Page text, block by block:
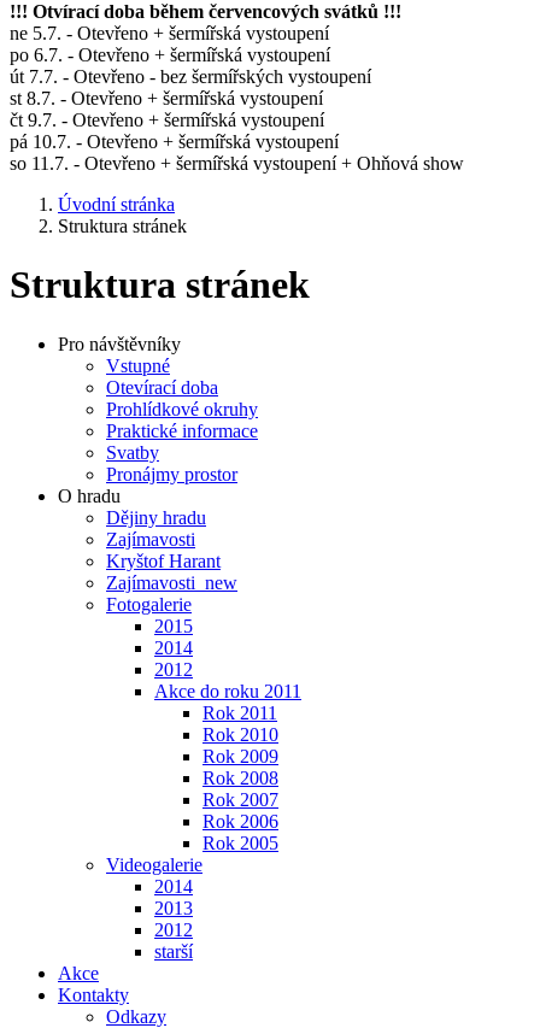
!!! Otvírací doba během červencových svátků !!!
ne 5.7. - Otevřeno + šermířská vystoupení
po 6.7. - Otevřeno + šermířská vystoupení
út 7.7. - Otevřeno - bez šermířských vystoupení
st 8.7. - Otevřeno + šermířská vystoupení
čt 9.7. - Otevřeno + šermířská vystoupení
pá 10.7. - Otevřeno + šermířská vystoupení
so 11.7. - Otevřeno + šermířská vystoupení + Ohňová show
Úvodní stránka
Struktura stránek
Struktura stránek
Pro návštěvníky
Vstupné
Otevírací doba
Prohlídkové okruhy
Praktické informace
Svatby
Pronájmy prostor
O hradu
Dějiny hradu
Zajímavosti
Kryštof Harant
Zajímavosti_new
Fotogalerie
2015
2014
2012
Akce do roku 2011
Rok 2011
Rok 2010
Rok 2009
Rok 2008
Rok 2007
Rok 2006
Rok 2005
Videogalerie
2014
2013
2012
starší
Akce
Kontakty
Odkazy